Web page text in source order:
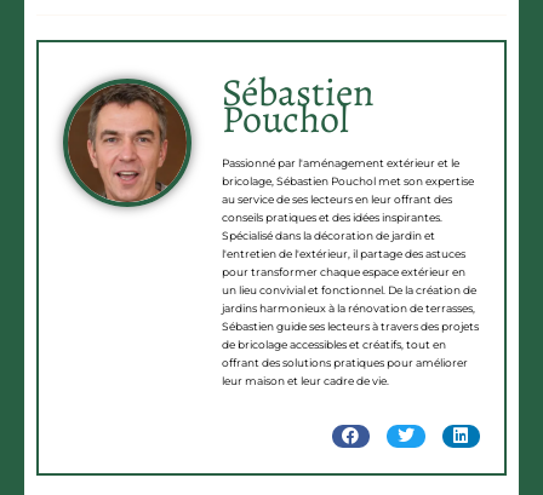
Sébastien
Pouchol
Passionné par l'aménagement extérieur et le
bricolage, Sébastien Pouchol met son expertise
au service de ses lecteurs en leur offrant des
conseils pratiques et des idées inspirantes.
Spécialisé dans la décoration de jardin et
l'entretien de l'extérieur, il partage des astuces
pour transformer chaque espace extérieur en
un lieu convivial et fonctionnel. De la création de
jardins harmonieux à la rénovation de terrasses,
Sébastien guide ses lecteurs à travers des projets
de bricolage accessibles et créatifs, tout en
offrant des solutions pratiques pour améliorer
leur maison et leur cadre de vie.